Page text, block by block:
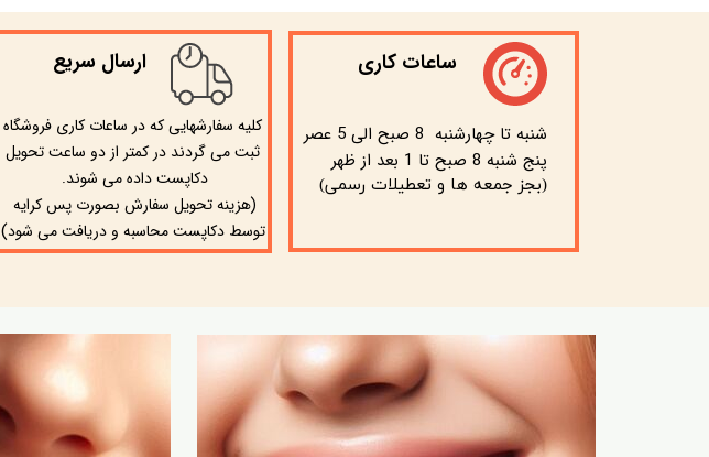
ارسال سریع
​کلیه سفارشهایی که در ساعات کاری فروشگاه
ثبت می گردند در کمتر از دو ساعت تحویل
دکاپست داده می شوند.
(هزینه تحویل سفارش بصورت پس کرایه
توسط دکاپست محاسبه و دریافت می شود)
ساعات کاری
شنبه تا چهارشنبه 8 صبح الی 5 عصر
پنج شنبه 8 صبح تا 1 بعد از ظهر
(بجز جمعه ها و تعطیلات رسمی)